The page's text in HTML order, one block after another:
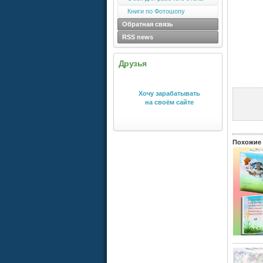
Книги по Фотошопу
Обратная связь
RSS news
Друзья
Хочу зарабатывать
на своём сайте
Похожие